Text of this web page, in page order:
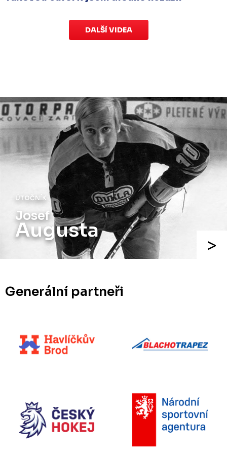
DALŠÍ VIDEA
ÚTOČNÍK
Josef
Augusta
Generální partneři